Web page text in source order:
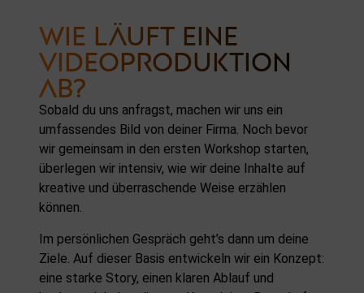
WIE LÄUFT EINE
VIDEOPRODUKTION
AB?
Sobald du uns anfragst, machen wir uns ein
umfassendes Bild von deiner Firma. Noch bevor
wir gemeinsam in den ersten Workshop starten,
überlegen wir intensiv, wie wir deine Inhalte auf
kreative und überraschende Weise erzählen
können.
Im persönlichen Gespräch geht’s dann um deine
Ziele. Auf dieser Basis entwickeln wir ein Konzept:
eine starke Story, einen klaren Ablauf und